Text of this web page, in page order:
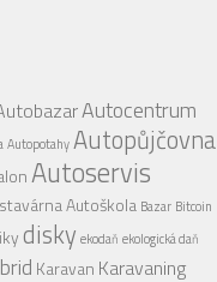
Autocentrum
AutopotahyAutopůjčovna
Autoservis
Autoškola Bazar Bitcoin
disky ekodaň ekologická daň
Karavan Karavaning